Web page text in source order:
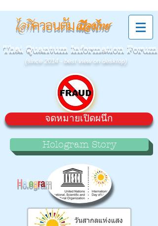
ไอทีควอนตัมเมืองไทย
Thai Quantum Information Forum
(since 2014 - best view on desktop)
จดหมายเปิดผนึก
Hologram Story
Hologram